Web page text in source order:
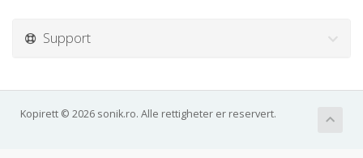
Support
Kopirett © 2026 sonik.ro. Alle rettigheter er reservert.